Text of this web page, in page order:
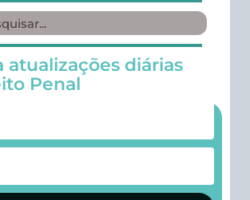
atualizações diárias
Penal